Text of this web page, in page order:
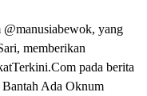
yang
memberikan
pada berita
Ada Oknum